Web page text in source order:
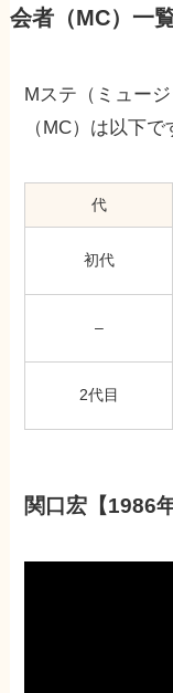
会者（MC）一
Mステ（ミュー
（MC）は以下で
代
初代
–
2代目
関口宏【1986